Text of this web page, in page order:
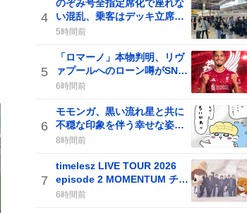
4
のぞみ号全指定席化で座れな
い混乱、乗客はデッキ立席や
ひかり号自由席へ奔る
5時間前
5
「ロマーノ」本物判明、リヴ
ァプールへのローン噂がSNS
で話題に
6時間前
6
モモンガ、黒い流れ星と共に
不穏な印象を伴う幸せな姿が
話題に 最新話で登場しファ
8時間前
7
timelesz LIVE TOUR 2026
episode 2 MOMENTUM チケ
ット販売開始、ファン歓喜の
6時間前